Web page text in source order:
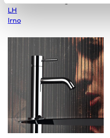
LH
Irno